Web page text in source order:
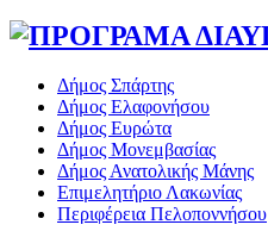
Δήμος Σπάρτης
Δήμος Ελαφονήσου
Δήμος Ευρώτα
Δήμος Μονεμβασίας
Δήμος Ανατολικής Μάνης
Επιμελητήριο Λακωνίας
Περιφέρεια Πελοποννήσου